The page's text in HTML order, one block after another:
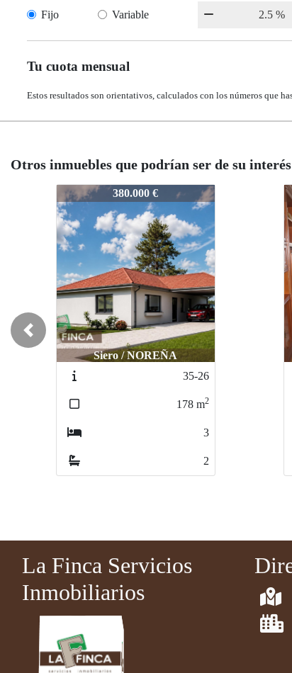
Fijo Variable
Tu cuota mensual
Estos resultados son orientativos, calculados con los números que
Otros inmuebles que podrían ser de su interés
435-25
193.000 €
Oviedo / COLLOTO
404-25
89 m2
3
2
Previous
La Finca Servicios
Inmobiliarios